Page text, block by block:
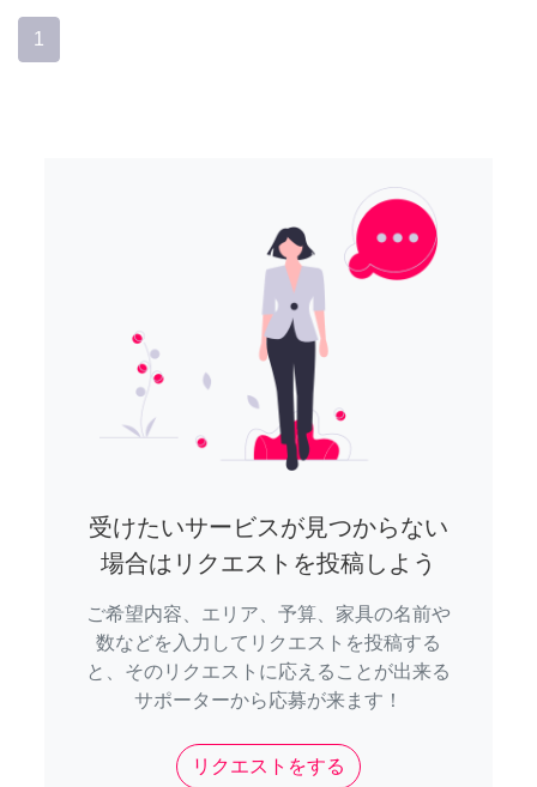
1
受けたいサービスが見つからない
場合はリクエストを投稿しよう
ご希望内容、エリア、予算、家具の名前や
数などを入力してリクエストを投稿する
と、そのリクエストに応えることが出来る
サポーターから応募が来ます！
リクエストをする